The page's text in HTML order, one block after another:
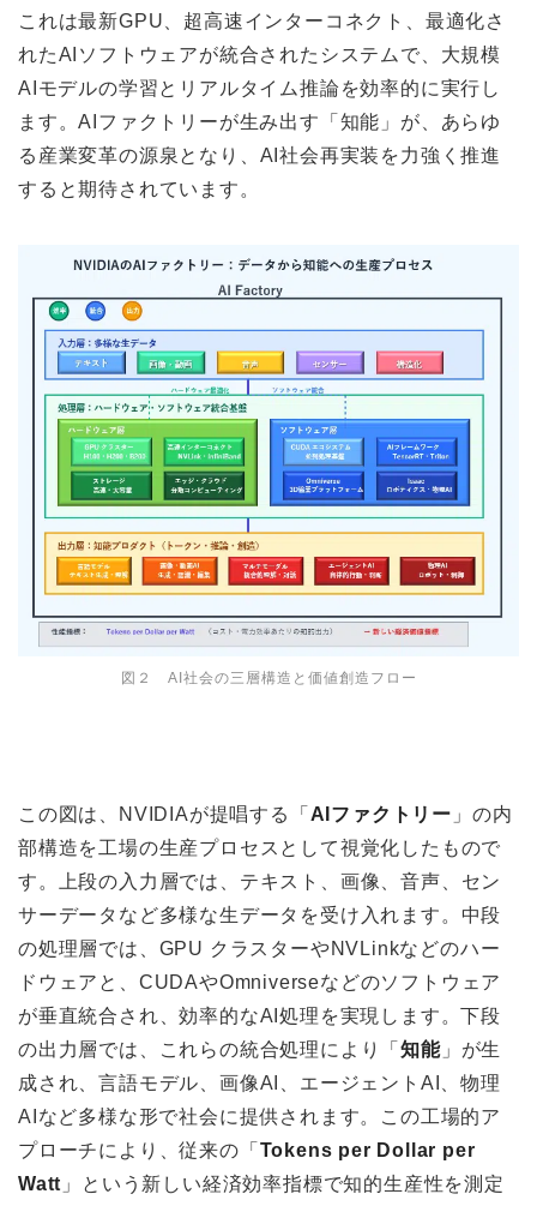
これは最新GPU、超高速インターコネクト、最適化さ
れたAIソフトウェアが統合されたシステムで、大規模
AIモデルの学習とリアルタイム推論を効率的に実行し
ます。AIファクトリーが生み出す「知能」が、あらゆ
る産業変革の源泉となり、AI社会再実装を力強く推進
すると期待されています。
図２ AI社会の三層構造と価値創造フロー
この図は、NVIDIAが提唱する「 AIファクトリー 」の内
部構造を工場の生産プロセスとして視覚化したもので
す。上段の入力層では、テキスト、画像、音声、セン
サーデータなど多様な生データを受け入れます。中段
の処理層では、GPU クラスターやNVLinkなどのハー
ドウェアと、CUDAやOmniverseなどのソフトウェア
が垂直統合され、効率的なAI処理を実現します。下段
の出力層では、これらの統合処理により「知能」が生
成され、言語モデル、画像AI、エージェントAI、物理
AIなど多様な形で社会に提供されます。この工場的ア
プローチにより、従来の「 Tokens per Dollar per
Watt 」という新しい経済効率指標で知的生産性を測定